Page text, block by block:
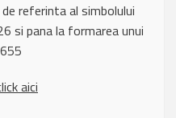
referinta al simbolului
si pana la formarea unui
aici